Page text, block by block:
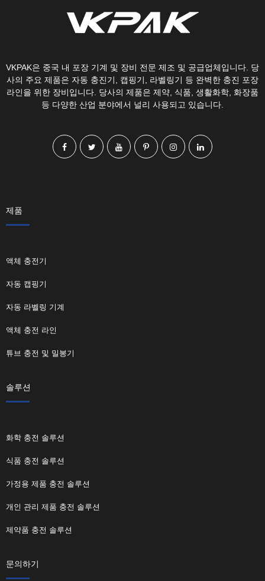
VKPAK은 중국 내 포장 기계 및 장비 전문 제조 및 공급업체입니다. 당
사의 주요 제품은 자동 충진기, 캡핑기, 라벨링기 등 완벽한 충진 포장
라인을 위한 장비입니다. 당사의 제품은 제약, 식품, 생활화학, 화장품
등 다양한 산업 분야에서 널리 사용되고 있습니다.
제품
액체 충전기
자동 캡핑기
자동 라벨링 기계
액체 충전 라인
튜브 충전 및 밀봉기
솔루션
화학 충전 솔루션
식품 충전 솔루션
가정용 제품 충전 솔루션
개인 관리 제품 충전 솔루션
제약품 충전 솔루션
문의하기